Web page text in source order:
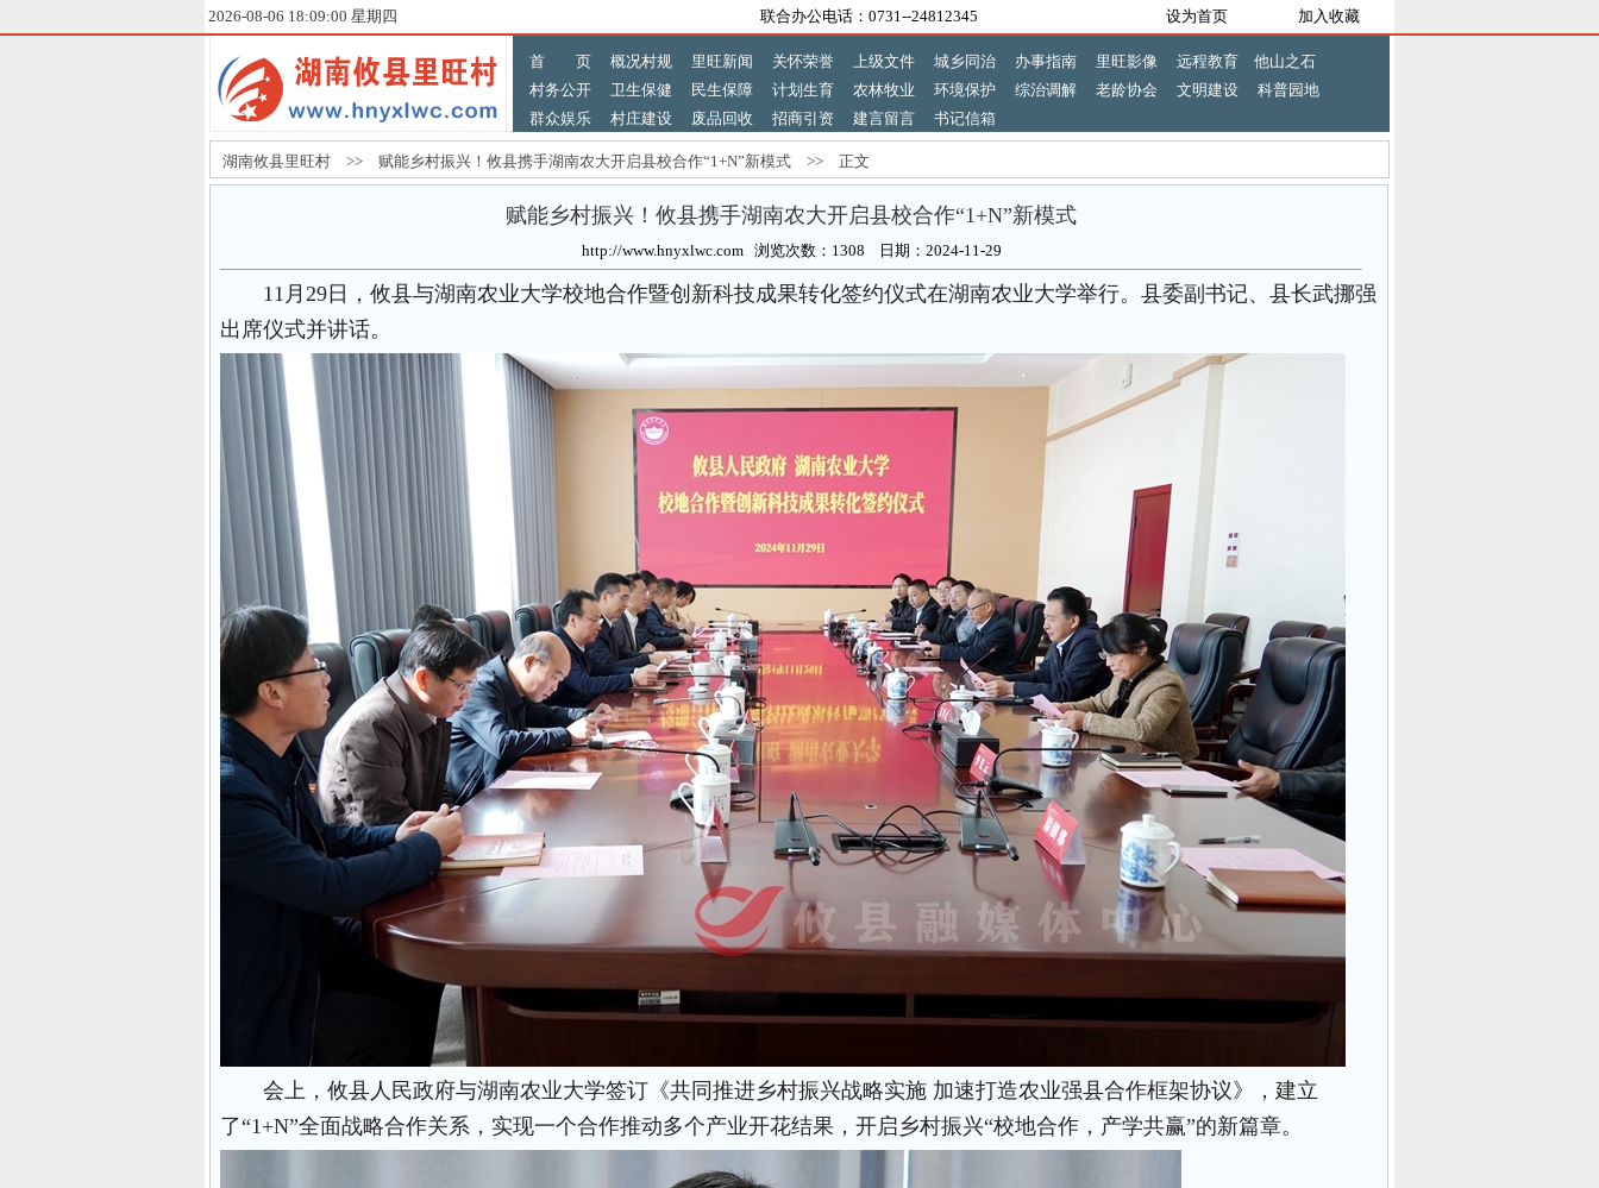
2026-08-06 18:09:02 星期四 联合办公电话：0731--24812345 设为首页 加入收藏
首 页 概况村规 里旺新闻 关怀荣誉 上级文件 城乡同治 办事指南 里旺影像 远程教育
他山之石
村务公开
卫生保健 民生保障 计划生育 农林牧业 环境保护 综治调解 老龄协会 文明建设
科普园地
群众娱乐
村庄建设 废品回收 招商引资 建言留言 书记信箱
湖南攸县里旺村 >> 赋能乡村振兴！攸县携手湖南农大开启县校合作“1+N”新模式 >> 正文
赋能乡村振兴！攸县携手湖南农大开启县校合作“1+N”新模式
http://www.hnyxlwc.com 浏览次数：1308 日期：2024-11-29
11月29日，攸县与湖南农业大学校地合作暨创新科技成果转化签约仪式在湖南农业大学举行。县委副书记、县长武挪强
出席仪式并讲话。
会上，攸县人民政府与湖南农业大学签订《共同推进乡村振兴战略实施 加速打造农业强县合作框架协议》，建立
了“1+N”全面战略合作关系，实现一个合作推动多个产业开花结果，开启乡村振兴“校地合作，产学共赢”的新篇章。